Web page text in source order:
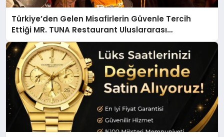
Türkiye’den Gelen Misafirlerin Güvenle Tercih
Ettiği MR. TUNA Restaurant Uluslararası
Başarısıyla Dikkat Çekiyor